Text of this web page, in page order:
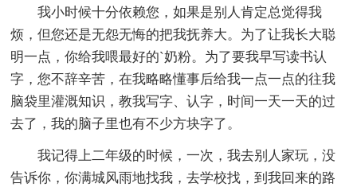
我小时候十分依赖您，如果是别人肯定总觉得我
烦，但您还是无怨无悔的把我抚养大。为了让我长大聪
明一点，你给我喂最好的`奶粉。为了要我早写读书认
字，您不辞辛苦，在我略略懂事后给我一点一点的往我
脑袋里灌溉知识，教我写字、认字，时间一天一天的过
去了，我的脑子里也有不少方块字了。
我记得上二年级的时候，一次，我去别人家玩，没
告诉你，你满城风雨地找我，去学校找，到我回来的路